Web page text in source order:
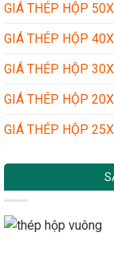
GIÁ THÉP HỘP
GIÁ THÉP HỘP
GIÁ THÉP HỘP
GIÁ THÉP HỘP
GIÁ THÉP HỘP